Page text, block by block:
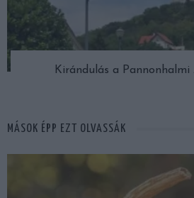
Kirándulás a
MÁSOK ÉPP EZT OLVASSÁK